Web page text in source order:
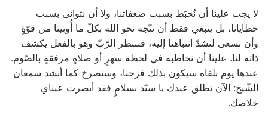
لا يجب علينا أن نُحبَط بسبب ضعفاتنا، ولا أن نتوانى بسبب
خطايانا، بل ينبغي فقط أن نتّجه نحو الله بكلّ ما أُوتِينا من قوّةٍ
وأن نسعى لنشدّ انتباهنا إليه، فننتظر الرّبّ وهو بالفعل يكشف
ذاته لنا. علينا أن نخاطبه في لحظة سهرٍ أو صلاةٍ مرفقةٍ بالصّوم.
عندها يوم نلقاه سيكون بذلك فرحنا، وسنصرخ كما أنشد سمعان
الشّيخ: الآن تطلق عبدك يا سيّد بسلامٍ فقد أبصرت عيناي
خلاصك.